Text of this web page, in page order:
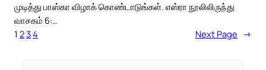
முடித்து பாஸ்கா விழாக் கொண்டாடுங்கள். எஸ்ரா நூலிலிருந்து
வாசகம் 6:…
1 234 Next Page →